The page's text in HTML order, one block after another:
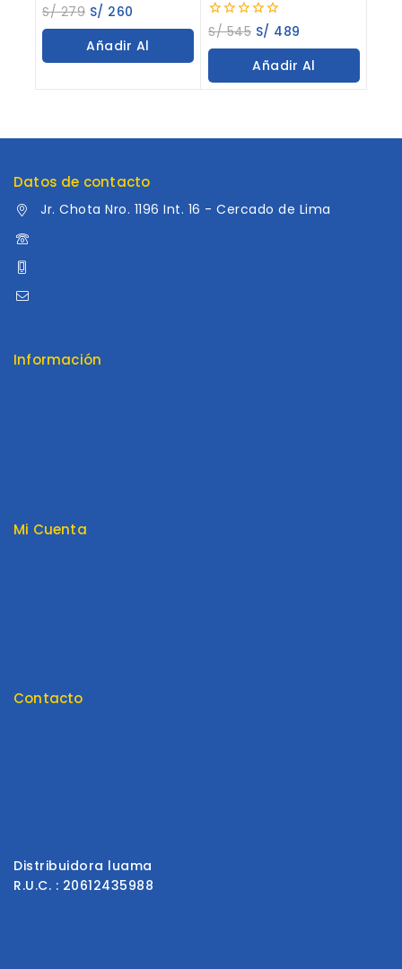
0
out
of
S/279 S/ 260
Añadir Al
0
out
of
S/545 S/ 489
Añadir Al
Datos de contacto
Jr. Chota Nro. 1196 Int. 16 - Cercado de Lima
Información
Mi Cuenta
Contacto
Distribuidora luama
R.U.C. : 20612435988